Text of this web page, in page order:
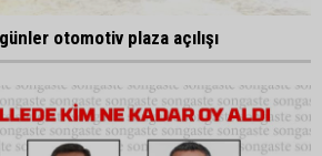
otomotiv plaza açılışı